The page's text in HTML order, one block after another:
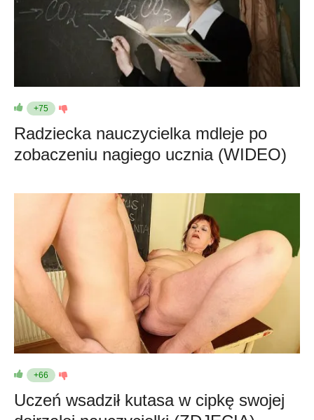
+75
Radziecka nauczycielka mdleje po
zobaczeniu nagiego ucznia (WIDEO)
+66
Uczeń wsadził kutasa w cipkę swojej